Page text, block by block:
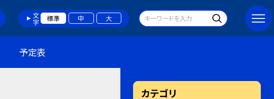
文字 標準 中 大
予定表
カテゴリ